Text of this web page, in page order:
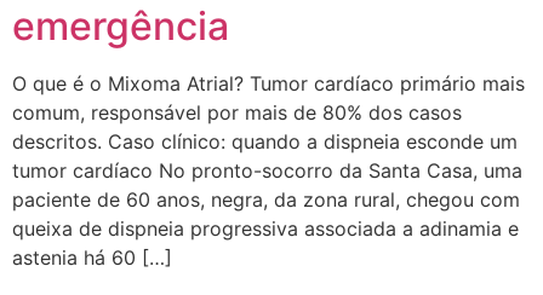
emergência
O que é o Mixoma Atrial? Tumor cardíaco primário mais
comum, responsável por mais de 80% dos casos
descritos. Caso clínico: quando a dispneia esconde um
tumor cardíaco No pronto-socorro da Santa Casa, uma
paciente de 60 anos, negra, da zona rural, chegou com
queixa de dispneia progressiva associada a adinamia e
astenia há 60 […]